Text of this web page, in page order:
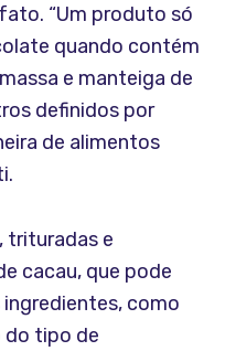
“Um produto só
quando contém
e manteiga de
definidos por
de alimentos
trituradas e
cacau, que pode
como
do tipo de